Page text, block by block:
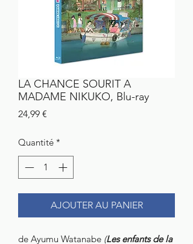
LA CHANCE SOURIT A
MADAME NIKUKO, Blu-ray
24,99 €
Quantité *
AJOUTER AU PANIER
de Ayumu Watanabe (Les enfants de la